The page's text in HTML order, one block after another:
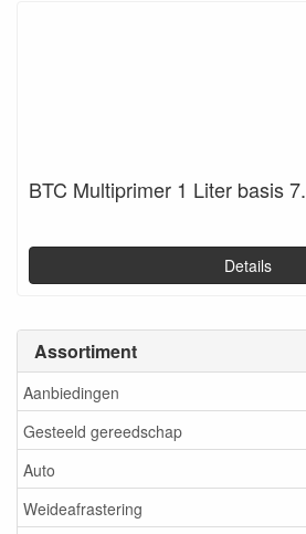
Assortiment
Aanbiedingen
Gesteeld gereedschap
Auto
Weideafrastering
BTC Multiprimer 1 Liter basis 7.
Details